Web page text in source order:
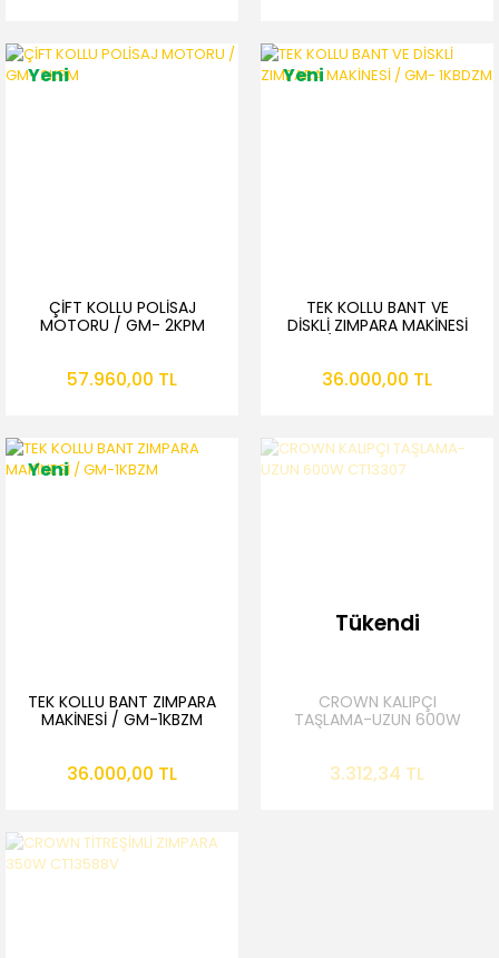
Yeni
ÇİFT KOLLU POLİSAJ
MOTORU / GM- 2KPM
57.960,00 TL
Yeni
TEK KOLLU BANT VE
DİSKLİ ZIMPARA MAKİNESİ
36.000,00 TL
Yeni
TEK KOLLU BANT ZIMPARA
MAKİNESİ / GM-1KBZM
36.000,00 TL
Tükendi
CROWN KALIPÇI
TAŞLAMA-UZUN 600W
3.312,34 TL